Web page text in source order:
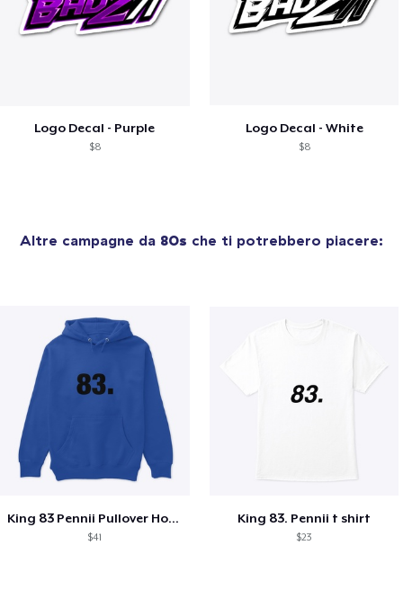
Logo Decal - Purple
$8
Logo Decal - White
$8
Altre campagne da 80s che ti potrebbero piacere:
King 83 Pennii Pullover Hoodie
$41
King 83. Pennii t shirt
$23